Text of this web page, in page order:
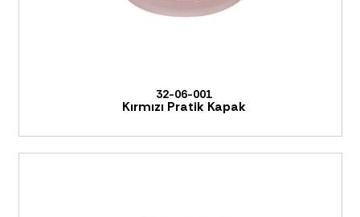
32-06-001
Kırmızı Pratik Kapak